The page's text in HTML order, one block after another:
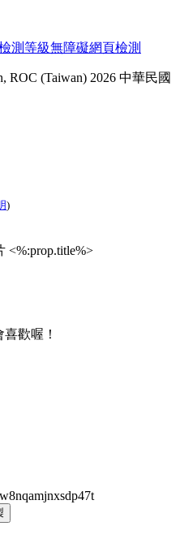
ROC (Taiwan) 2026 中華民國
)
<%:prop.title%>
歡喔！